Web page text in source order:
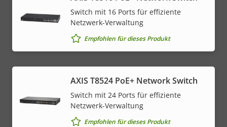
Switch mit 16 Ports für effiziente
Netzwerk-Verwaltung
Empfohlen für dieses Produkt
AXIS T8524 PoE+ Network Switch
Switch mit 24 Ports für effiziente
Netzwerk-Verwaltung
Empfohlen für dieses Produkt